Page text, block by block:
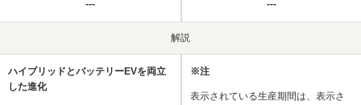
--- ---
解説
ハイブリッドとバッテリーEVを両立
した進化
※注
表示されている生産期間は、表示さ